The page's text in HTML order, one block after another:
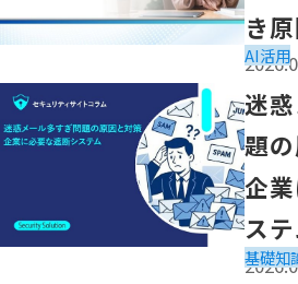
き
AI活用
「迷惑メール多すぎ問題の原因と
企業に必要な遮断システム」の記事
迷
題
企
ス
基礎知